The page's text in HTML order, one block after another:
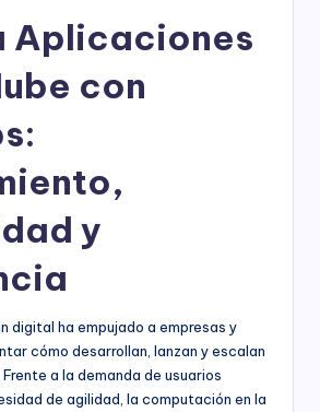
Aplicaciones
con
y
digital ha empujado a empresas y
cómo desarrollan, lanzan y escalan
a la demanda de usuarios
de agilidad, la computación en la